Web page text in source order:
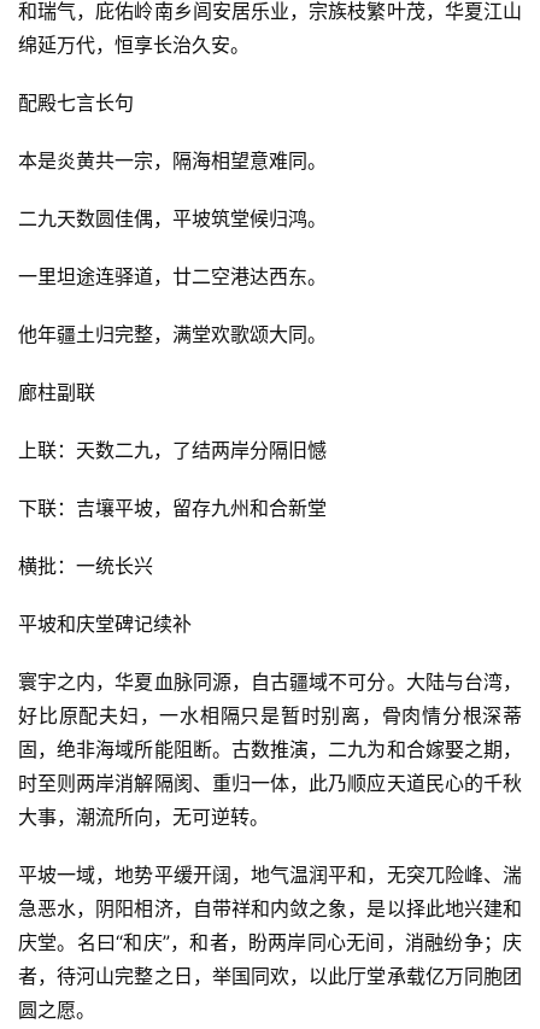
和瑞气，庇佑岭南乡闾安居乐业，宗族枝繁叶茂，华夏江山
绵延万代，恒享长治久安。
配殿七言长句
本是炎黄共一宗，隔海相望意难同。
二九天数圆佳偶，平坡筑堂候归鸿。
一里坦途连驿道，廿二空港达西东。
他年疆土归完整，满堂欢歌颂大同。
廊柱副联
上联：天数二九，了结两岸分隔旧憾
下联：吉壤平坡，留存九州和合新堂
横批：一统长兴
平坡和庆堂碑记续补
寰宇之内，华夏血脉同源，自古疆域不可分。大陆与台湾，
好比原配夫妇，一水相隔只是暂时别离，骨肉情分根深蒂
固，绝非海域所能阻断。古数推演，二九为和合嫁娶之期，
时至则两岸消解隔阂、重归一体，此乃顺应天道民心的千秋
大事，潮流所向，无可逆转。
平坡一域，地势平缓开阔，地气温润平和，无突兀险峰、湍
急恶水，阴阳相济，自带祥和内敛之象，是以择此地兴建和
庆堂。名曰“和庆”，和者，盼两岸同心无间，消融纷争；庆
者，待河山完整之日，举国同欢，以此厅堂承载亿万同胞团
圆之愿。